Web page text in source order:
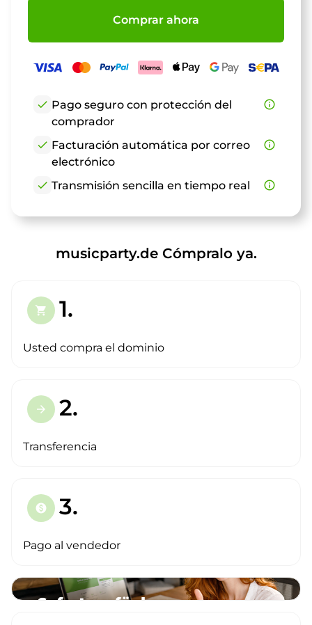
Comprar ahora
check Pago seguro con protección del
comprador
info_outline
check Facturación automática por correo
electrónico
info_outline
check Transmisión sencilla en tiempo real info_outline
musicparty.de Cómpralo ya.
shopping_cart 1.
Usted compra el dominio
arrow_forward 2.
Transferencia
paid 3.
Pago al vendedor